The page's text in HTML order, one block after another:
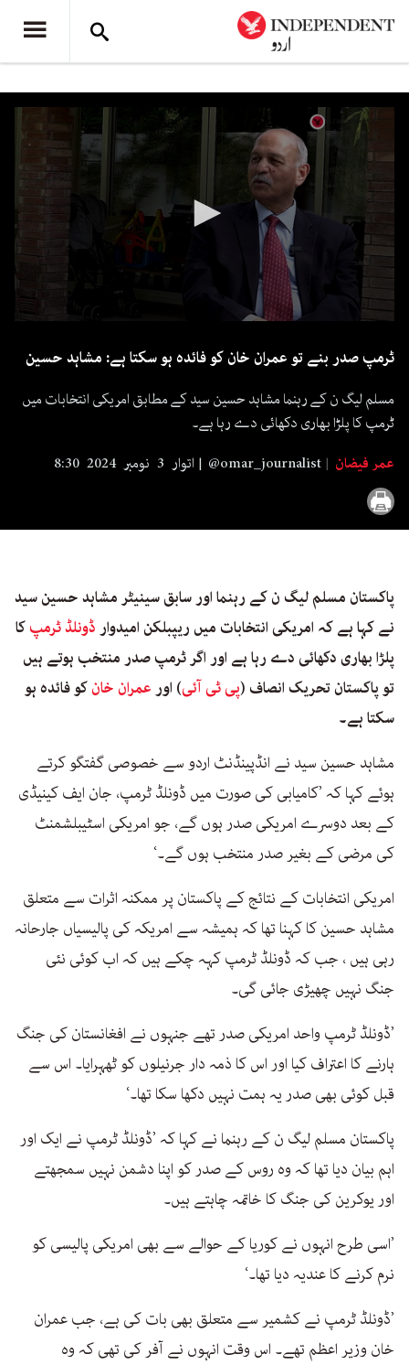
17
11
ٹرمپ صدر بنے تو عمران خان کو فائدہ ہو سکتا ہے: مشاہد حسین
مسلم لیگ ن کے رہنما مشاہد حسین سید کے مطابق امریکی انتخابات میں
ٹرمپ کا پلڑا بھاری دکھائی دے رہا ہے۔
عمر فیضان
@omar_journalist اتوار 3 نومبر 2024 8:30
پاکستان مسلم لیگ ن کے رہنما اور سابق سینیٹر مشاہد حسین سید
نے کہا ہے کہ امریکی انتخابات میں ریپبلکن امیدوار ڈونلڈ ٹرمپکا
پلڑا بھاری دکھائی دے رہا ہے اور اگر ٹرمپ صدر منتخب ہوتے ہیں
تو پاکستان تحریک انصاف (پی ٹی آئی) اور عمران خانکو فائدہ ہو
سکتا ہے۔
مشاہد حسین سید نے انڈپینڈنٹ اردو سے خصوصی گفتگو کرتے
ہوئے کہا کہ ’کامیابی کی صورت میں ڈونلڈ ٹرمپ، جان ایف کینیڈی
کے بعد دوسرے امریکی صدر ہوں گے، جو امریکی اسٹیبلشمنٹ
کی مرضی کے بغیر صدر منتخب ہوں گے۔‘
امریکی انتخابات کے نتائج کے پاکستان پر ممکنہ اثرات سے متعلق
مشاہد حسین کا کہنا تھا کہ ہمیشہ سے امریکہ کی پالیسیاں جارحانہ
رہی ہیں ، جب کہ ڈونلڈ ٹرمپ کہہ چکے ہیں کہ اب کوئی نئی
جنگ نہیں چھیڑی جائی گی۔
’ڈونلڈ ٹرمپ واحد امریکی صدر تھے جنہوں نے افغانستان کی جنگ
ہارنے کا اعتراف کیا اور اس کا ذمہ دار جرنیلوں کو ٹھہرایا۔ اس سے
قبل کوئی بھی صدر یہ ہمت نہیں دکھا سکا تھا۔‘
پاکستان مسلم لیگ ن کے رہنما نے کہا کہ ’ڈونلڈ ٹرمپ نے ایک اور
اہم بیان دیا تھا کہ وہ روس کے صدر کو اپنا دشمن نہیں سمجھتے
اور یوکرین کی جنگ کا خاتمہ چاہتے ہیں۔
’اسی طرح انہوں نے کوریا کے حوالے سے بھی امریکی پالیسی کو
نرم کرنے کا عندیہ دیا تھا۔‘
’ڈونلڈ ٹرمپ نے کشمیر سے متعلق بھی بات کی ہے، جب عمران
خان وزیر اعظم تھے۔ اس وقت انہوں نے آفر کی تھی کہ وہ